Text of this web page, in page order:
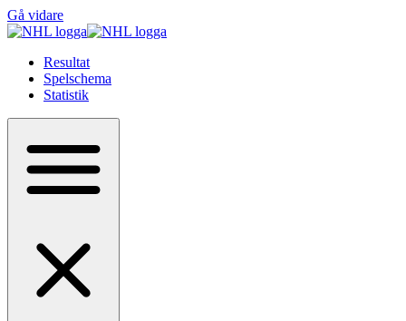
Gå vidare
Resultat
Spelschema
Statistik